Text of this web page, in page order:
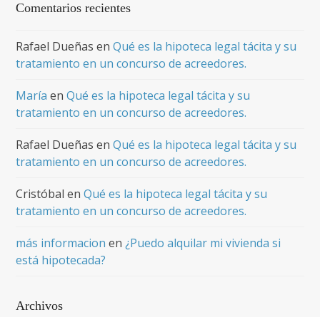
Comentarios recientes
Rafael Dueñas enQué es la hipoteca legal tácita y su
tratamiento en un concurso de acreedores.
María enQué es la hipoteca legal tácita y su
tratamiento en un concurso de acreedores.
Rafael Dueñas enQué es la hipoteca legal tácita y su
tratamiento en un concurso de acreedores.
Cristóbal enQué es la hipoteca legal tácita y su
tratamiento en un concurso de acreedores.
más informacion en¿Puedo alquilar mi vivienda si
está hipotecada?
Archivos